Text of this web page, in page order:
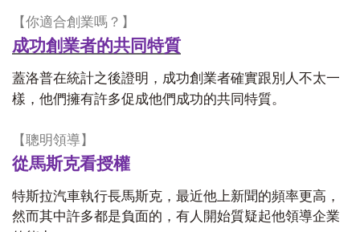
【你適合創業嗎？】
成功創業者的共同特質
蓋洛普在統計之後證明，成功創業者確實跟別人不太一
樣，他們擁有許多促成他們成功的共同特質。
【聰明領導】
從馬斯克看授權
特斯拉汽車執行長馬斯克，最近他上新聞的頻率更高，
然而其中許多都是負面的，有人開始質疑起他領導企業